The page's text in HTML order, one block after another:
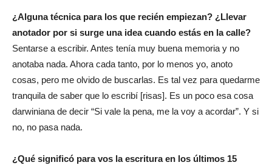
¿Alguna técnica para los que recién empiezan? ¿Llevar
anotador por si surge una idea cuando estás en la calle?
Sentarse a escribir. Antes tenía muy buena memoria y no
anotaba nada. Ahora cada tanto, por lo menos yo, anoto
cosas, pero me olvido de buscarlas. Es tal vez para quedarme
tranquila de saber que lo escribí [risas]. Es un poco esa cosa
darwiniana de decir “Si vale la pena, me la voy a acordar”. Y si
no, no pasa nada.
¿Qué significó para vos la escritura en los últimos 15